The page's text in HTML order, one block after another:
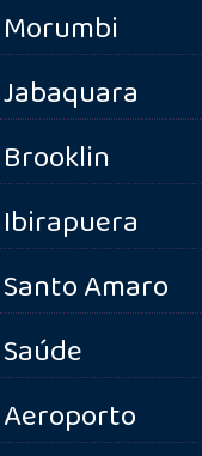
Morumbi
Jabaquara
Brooklin
Ibirapuera
Santo Amaro
Saúde
Aeroporto